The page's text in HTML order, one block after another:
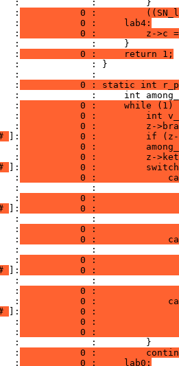
:             :         }
:
0 :
:
           0 :     lab4:
:
0 :         z->c
:             :     }
:
           0 :     return 1;
:             : }
:             :
:
0 : static int
:             :     int
:
0 :     while (1)
:
0 :         int
:
0 :         z-
]:
0 :         if
:
0 :
:
0 :         z-
]:
0 :
:
0 :
:             :
:
0 :
]:
0 :
:             :
:
0 :
:
0 :
:             :
:
0 :
]:
0 :
:             :
:
0 :
:
0 :
]:
0 :
:
0 :
:
0 :
:             :         }
:
0 :
:
           0 :     lab0: